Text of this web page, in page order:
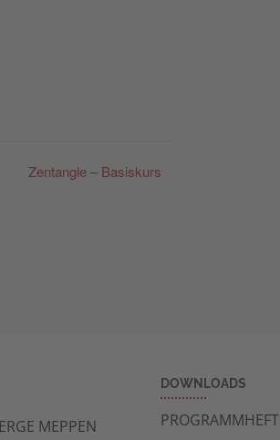
Zentangle – Basiskurs
MEPPEN
DOWNLOADS
PROGRAMMHEFT